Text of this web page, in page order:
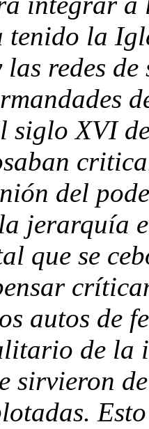
tenido la
redes
siglo XVI
del
jerarquía
que se
autos de
de la
sirvieron